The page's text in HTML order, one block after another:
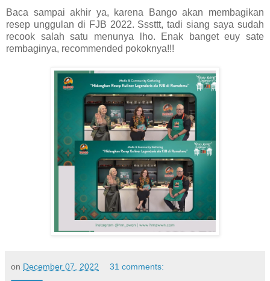
Baca sampai akhir ya, karena Bango akan membagikan
resep unggulan di FJB 2022. Sssttt, tadi siang saya sudah
recook salah satu menunya lho. Enak banget euy sate
rembaginya, recommended pokoknya!!!
on December 07, 2022 31 comments: